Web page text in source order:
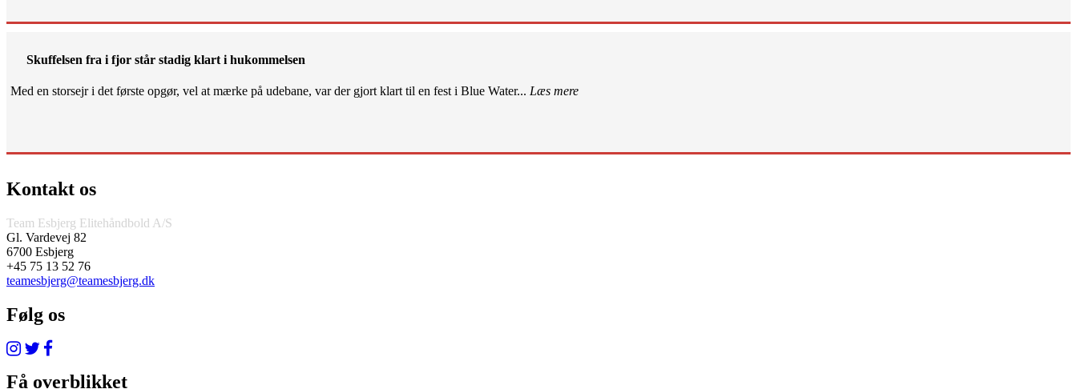
Skuffelsen fra i fjor står stadig klart i hukommelsen
Med en storsejr i det første opgør, vel at mærke på udebane, var der gjort klart til en fest i Blue Water... Læs mere
Kontakt os
Team Esbjerg Elitehåndbold A/S
Gl. Vardevej 82
6700 Esbjerg
+45 75 13 52 76
teamesbjerg@teamesbjerg.dk
Følg os
Få overblikket